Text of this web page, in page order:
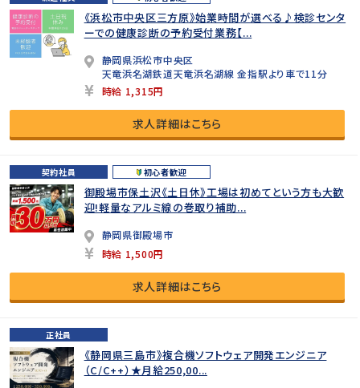
《浜松市中央区三方原》始業時間が選べる♪検診センタ
ーでの健康診断の予約受付業務【...
静岡県浜松市中央区
天竜浜名湖鉄道天竜浜名湖線 金指駅より車で11分
時給 1,315円
求人詳細はこちら
契約社員 初心者歓迎
御殿場市保土沢《土日休》工場は初めてという方も大歓
迎!軽量なアルミ線の巻取り補助...
静岡県御殿場市
時給 1,500円
求人詳細はこちら
正社員
《静岡県三島市》複合機ソフトウェア開発エンジニア
（C/C++）★月給250,00...